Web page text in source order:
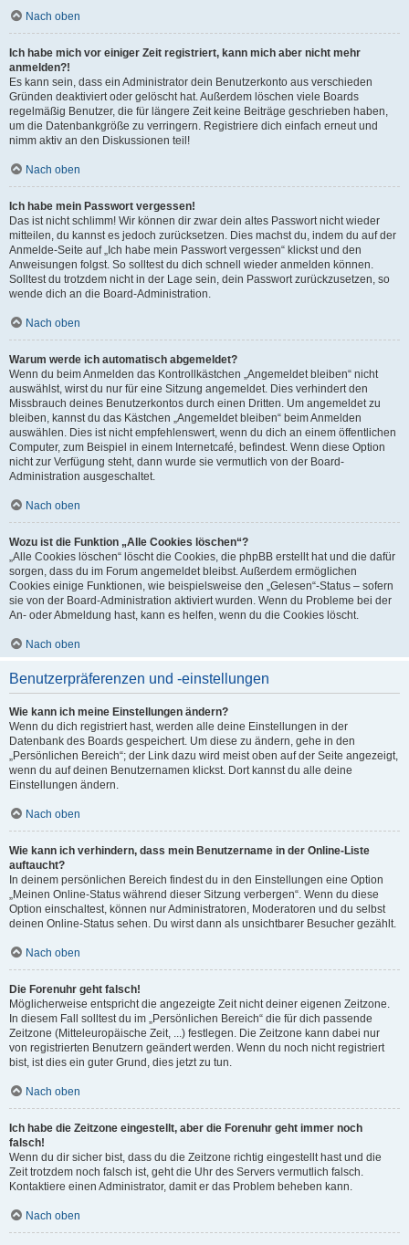
Nach oben
Ich habe mich vor einiger Zeit registriert, kann mich aber nicht mehr
anmelden?!
Es kann sein, dass ein Administrator dein Benutzerkonto aus verschieden
Gründen deaktiviert oder gelöscht hat. Außerdem löschen viele Boards
regelmäßig Benutzer, die für längere Zeit keine Beiträge geschrieben haben,
um die Datenbankgröße zu verringern. Registriere dich einfach erneut und
nimm aktiv an den Diskussionen teil!
Nach oben
Ich habe mein Passwort vergessen!
Das ist nicht schlimm! Wir können dir zwar dein altes Passwort nicht wieder
mitteilen, du kannst es jedoch zurücksetzen. Dies machst du, indem du auf der
Anmelde-Seite auf „Ich habe mein Passwort vergessen“ klickst und den
Anweisungen folgst. So solltest du dich schnell wieder anmelden können.
Solltest du trotzdem nicht in der Lage sein, dein Passwort zurückzusetzen, so
wende dich an die Board-Administration.
Nach oben
Warum werde ich automatisch abgemeldet?
Wenn du beim Anmelden das Kontrollkästchen „Angemeldet bleiben“ nicht
auswählst, wirst du nur für eine Sitzung angemeldet. Dies verhindert den
Missbrauch deines Benutzerkontos durch einen Dritten. Um angemeldet zu
bleiben, kannst du das Kästchen „Angemeldet bleiben“ beim Anmelden
auswählen. Dies ist nicht empfehlenswert, wenn du dich an einem öffentlichen
Computer, zum Beispiel in einem Internetcafé, befindest. Wenn diese Option
nicht zur Verfügung steht, dann wurde sie vermutlich von der Board-
Administration ausgeschaltet.
Nach oben
Wozu ist die Funktion „Alle Cookies löschen“?
„Alle Cookies löschen“ löscht die Cookies, die phpBB erstellt hat und die dafür
sorgen, dass du im Forum angemeldet bleibst. Außerdem ermöglichen
Cookies einige Funktionen, wie beispielsweise den „Gelesen“-Status – sofern
sie von der Board-Administration aktiviert wurden. Wenn du Probleme bei der
An- oder Abmeldung hast, kann es helfen, wenn du die Cookies löscht.
Nach oben
Benutzerpräferenzen und -einstellungen
Wie kann ich meine Einstellungen ändern?
Wenn du dich registriert hast, werden alle deine Einstellungen in der
Datenbank des Boards gespeichert. Um diese zu ändern, gehe in den
„Persönlichen Bereich“; der Link dazu wird meist oben auf der Seite angezeigt,
wenn du auf deinen Benutzernamen klickst. Dort kannst du alle deine
Einstellungen ändern.
Nach oben
Wie kann ich verhindern, dass mein Benutzername in der Online-Liste
auftaucht?
In deinem persönlichen Bereich findest du in den Einstellungen eine Option
„Meinen Online-Status während dieser Sitzung verbergen“. Wenn du diese
Option einschaltest, können nur Administratoren, Moderatoren und du selbst
deinen Online-Status sehen. Du wirst dann als unsichtbarer Besucher gezählt.
Nach oben
Die Forenuhr geht falsch!
Möglicherweise entspricht die angezeigte Zeit nicht deiner eigenen Zeitzone.
In diesem Fall solltest du im „Persönlichen Bereich“ die für dich passende
Zeitzone (Mitteleuropäische Zeit, ...) festlegen. Die Zeitzone kann dabei nur
von registrierten Benutzern geändert werden. Wenn du noch nicht registriert
bist, ist dies ein guter Grund, dies jetzt zu tun.
Nach oben
Ich habe die Zeitzone eingestellt, aber die Forenuhr geht immer noch
falsch!
Wenn du dir sicher bist, dass du die Zeitzone richtig eingestellt hast und die
Zeit trotzdem noch falsch ist, geht die Uhr des Servers vermutlich falsch.
Kontaktiere einen Administrator, damit er das Problem beheben kann.
Nach oben